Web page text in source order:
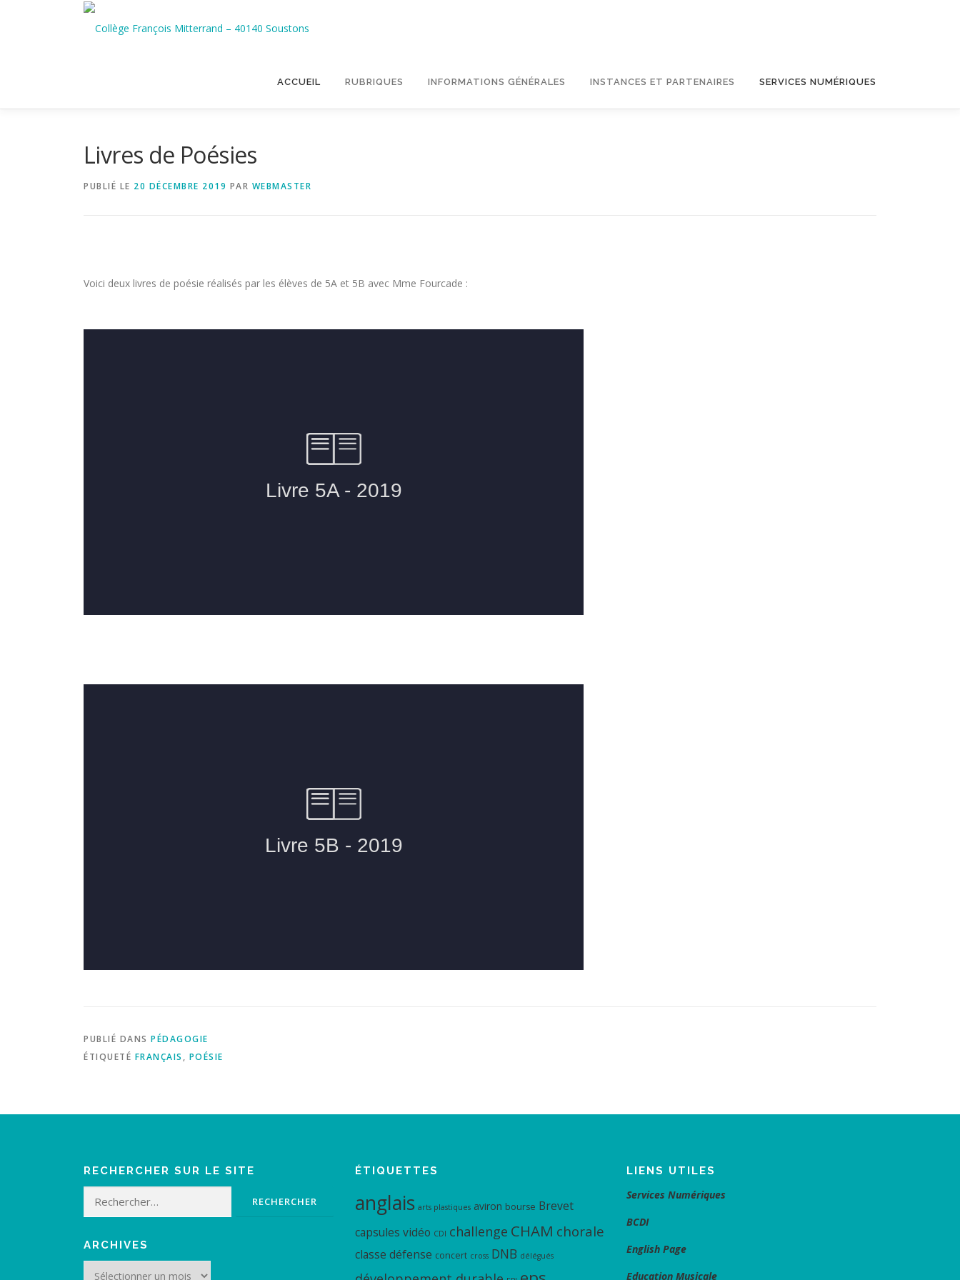
ACCUEIL RUBRIQUES INFORMATIONS GÉNÉRALES INSTANCES ET PARTENAIRES SERVICES NUMÉRIQUES
Livres de Poésies
PUBLIÉ LE 20 DÉCEMBRE 2019 PAR WEBMASTER
Voici deux livres de poésie réalisés par les élèves de 5A et 5B avec Mme Fourcade :
PUBLIÉ DANS PÉDAGOGIE
ÉTIQUETÉ FRANÇAIS , POÉSIE
RECHERCHER SUR LE SITE
ARCHIVES
ÉTIQUETTES
anglais arts plastiques aviron bourse Brevet
capsules vidéo CDI challenge CHAM chorale
classe défense concert cross DNB délégués
LIENS UTILES
Services Numériques
BCDI
English Page
Education Musicale